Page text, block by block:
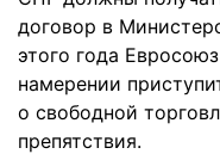
договор в
этого года
намерении
о свободной
препятствия.